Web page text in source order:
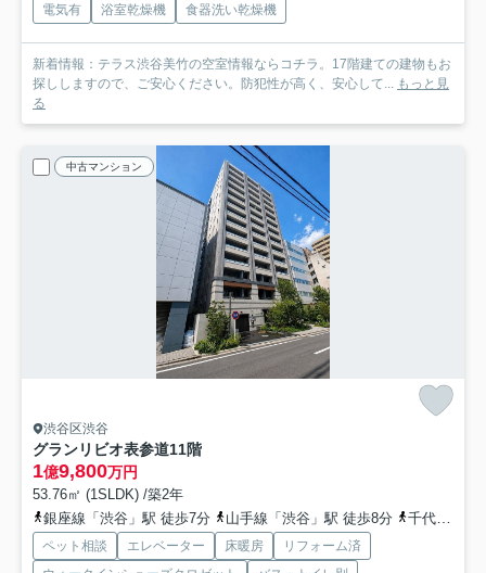
電気有
浴室乾燥機 食器洗い乾燥機
新着情報：テラス渋谷美竹の空室情報ならコチラ。17階建ての建物もお
探ししますので、ご安心ください。防犯性が高く、安心して...
もっと見
る
中古マンション
渋谷区渋谷
グランリビオ表参道11階
1億9,800万円
53.76㎡ (1SLDK) /築2年
銀座線「渋谷」駅 徒歩7分
山手線「渋谷」駅 徒歩8分 千代田線「表参道」駅 徒歩8分
ペット相談 エレベーター 床暖房
リフォーム済